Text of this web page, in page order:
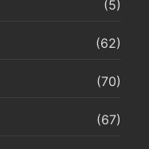
(5)
(62)
(70)
(67)